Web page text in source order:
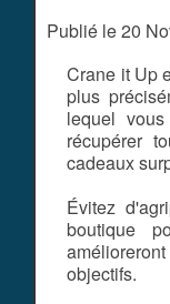
Publié le 20
Crane it Up
plus
lequel
récupérer
cadeaux
Évitez
boutique
objectifs.